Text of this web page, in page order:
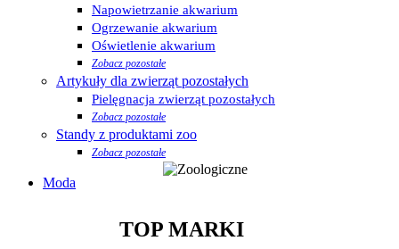
Napowietrzanie akwarium
Ogrzewanie akwarium
Oświetlenie akwarium
Zobacz pozostałe
Artykuły dla zwierząt pozostałych
Pielęgnacja zwierząt pozostałych
Zobacz pozostałe
Standy z produktami zoo
Zobacz pozostałe
Moda
TOP MARKI